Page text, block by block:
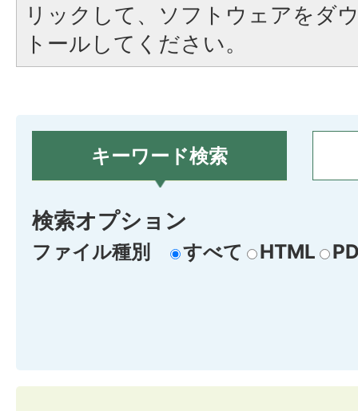
リックして、ソフトウェアをダ
トールしてください。
キーワード検索
検索オプション
ファイル種別 すべて HTML